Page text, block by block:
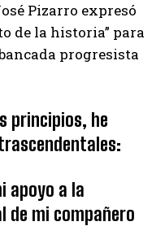
Pizarro expresó
de la historia” para
progresista
principios, he
apoyo a la
de mi compañero